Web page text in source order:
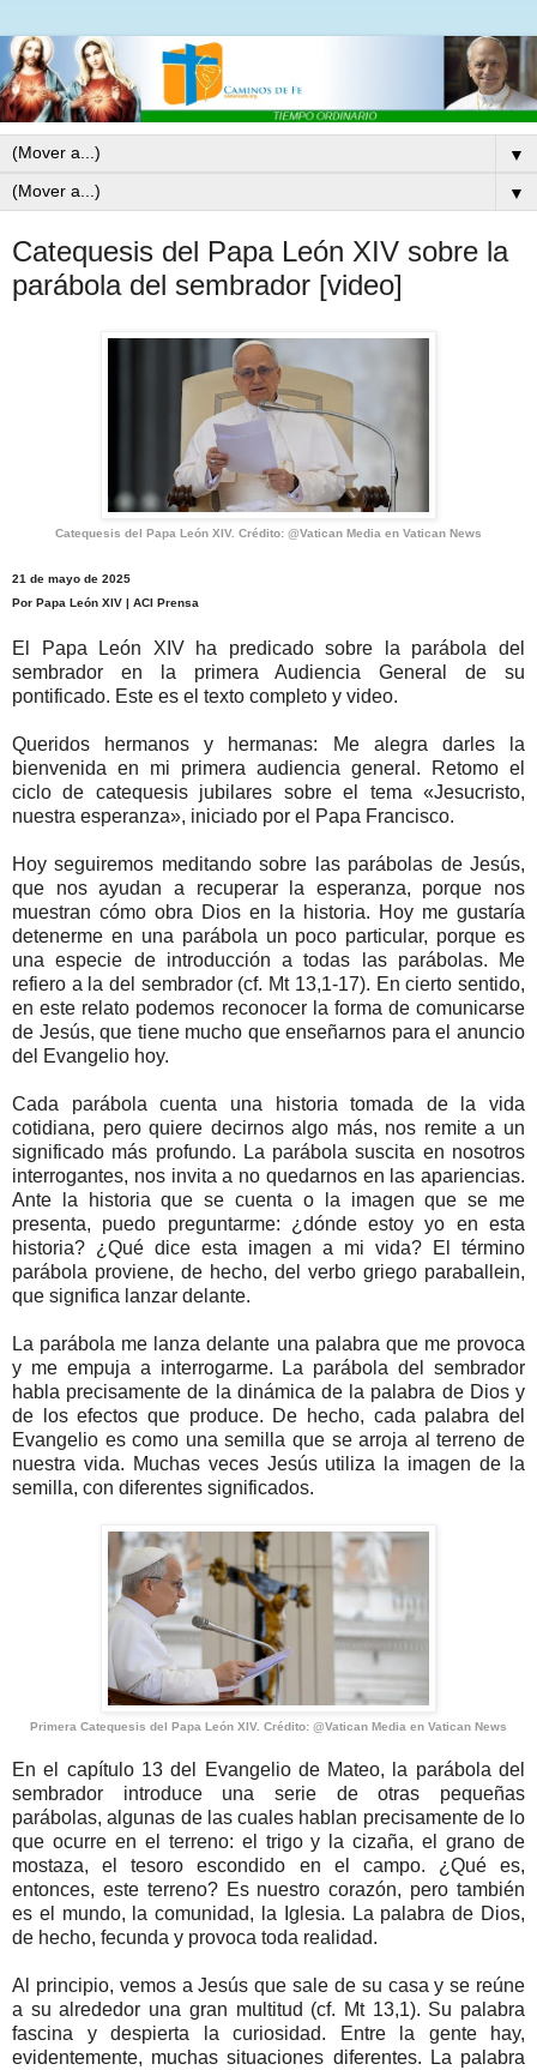
▼
▼
Catequesis del Papa León XIV sobre la
parábola del sembrador [video]
Catequesis del Papa León XIV. Crédito: @Vatican Media en Vatican News
21 de mayo de 2025
Por Papa León XIV | ACI Prensa
El Papa León XIV ha predicado sobre la parábola del
sembrador en la primera Audiencia General de su
pontificado. Este es el texto completo y video.
Queridos hermanos y hermanas: Me alegra darles la
bienvenida en mi primera audiencia general. Retomo el
ciclo de catequesis jubilares sobre el tema «Jesucristo,
nuestra esperanza», iniciado por el Papa Francisco.
Hoy seguiremos meditando sobre las parábolas de Jesús,
que nos ayudan a recuperar la esperanza, porque nos
muestran cómo obra Dios en la historia. Hoy me gustaría
detenerme en una parábola un poco particular, porque es
una especie de introducción a todas las parábolas. Me
refiero a la del sembrador (cf. Mt 13,1-17). En cierto sentido,
en este relato podemos reconocer la forma de comunicarse
de Jesús, que tiene mucho que enseñarnos para el anuncio
del Evangelio hoy.
Cada parábola cuenta una historia tomada de la vida
cotidiana, pero quiere decirnos algo más, nos remite a un
significado más profundo. La parábola suscita en nosotros
interrogantes, nos invita a no quedarnos en las apariencias.
Ante la historia que se cuenta o la imagen que se me
presenta, puedo preguntarme: ¿dónde estoy yo en esta
historia? ¿Qué dice esta imagen a mi vida? El término
parábola proviene, de hecho, del verbo griego paraballein,
que significa lanzar delante.
La parábola me lanza delante una palabra que me provoca
y me empuja a interrogarme. La parábola del sembrador
habla precisamente de la dinámica de la palabra de Dios y
de los efectos que produce. De hecho, cada palabra del
Evangelio es como una semilla que se arroja al terreno de
nuestra vida. Muchas veces Jesús utiliza la imagen de la
semilla, con diferentes significados.
Primera Catequesis del Papa León XIV. Crédito: @Vatican Media en Vatican News
En el capítulo 13 del Evangelio de Mateo, la parábola del
sembrador introduce una serie de otras pequeñas
parábolas, algunas de las cuales hablan precisamente de lo
que ocurre en el terreno: el trigo y la cizaña, el grano de
mostaza, el tesoro escondido en el campo. ¿Qué es,
entonces, este terreno? Es nuestro corazón, pero también
es el mundo, la comunidad, la Iglesia. La palabra de Dios,
de hecho, fecunda y provoca toda realidad.
Al principio, vemos a Jesús que sale de su casa y se reúne
a su alrededor una gran multitud (cf. Mt 13,1). Su palabra
fascina y despierta la curiosidad. Entre la gente hay,
evidentemente, muchas situaciones diferentes. La palabra